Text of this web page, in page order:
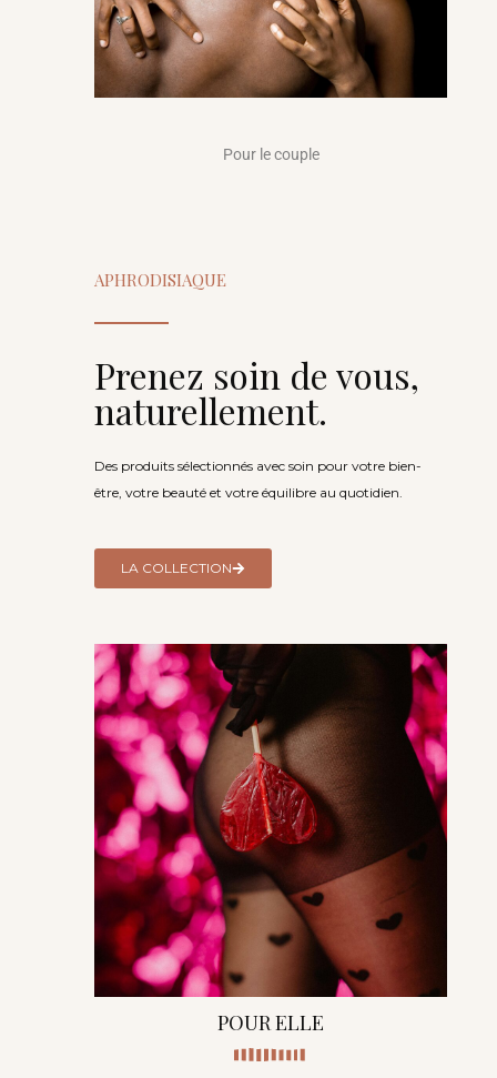
Pour le couple
APHRODISIAQUE
Prenez soin de vous,
naturellement.
Des produits sélectionnés avec soin pour votre bien-
être, votre beauté et votre équilibre au quotidien.
LA COLLECTION
POUR ELLE